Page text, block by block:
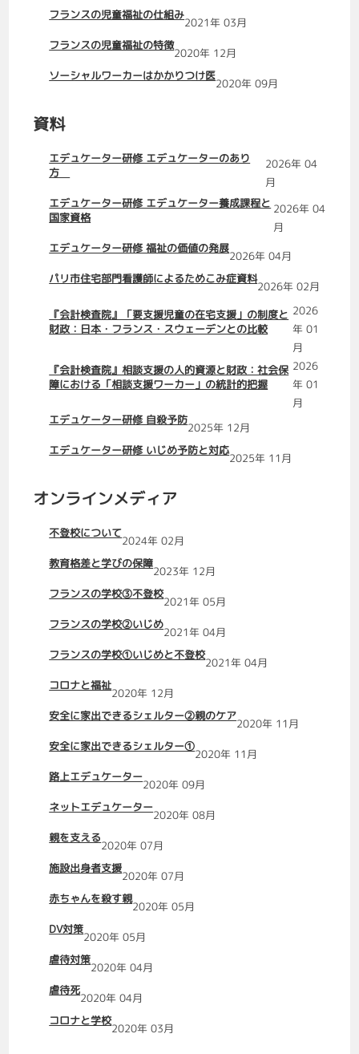
フランスの児童福祉の仕組み
2021年 03月
フランスの児童福祉の特徴
2020年 12月
ソーシャルワーカーはかかりつけ医
2020年 09月
資料
エデュケーター研修 エデュケーターのあり
方
2026年 04
月
エデュケーター研修 エデュケーター養成課程と
国家資格
2026年 04
月
エデュケーター研修 福祉の価値の発展
2026年 04月
パリ市住宅部門看護師によるためこみ症資料
2026年 02月
『会計検査院』「要支援児童の在宅支援」の制度と
財政：日本・フランス・スウェーデンとの比較
2026
年 01
月
『会計検査院』相談支援の人的資源と財政：社会保
障における「相談支援ワーカー」の統計的把握
2026
年 01
月
エデュケーター研修 自殺予防
2025年 12月
エデュケーター研修 いじめ予防と対応
2025年 11月
オンラインメディア
不登校について
2024年 02月
教育格差と学びの保障
2023年 12月
フランスの学校③不登校
2021年 05月
フランスの学校②いじめ
2021年 04月
フランスの学校①いじめと不登校
2021年 04月
コロナと福祉
2020年 12月
安全に家出できるシェルター②親のケア
2020年 11月
安全に家出できるシェルター①
2020年 11月
路上エデュケーター
2020年 09月
ネットエデュケーター
2020年 08月
親を支える
2020年 07月
施設出身者支援
2020年 07月
赤ちゃんを殺す親
2020年 05月
DV対策
2020年 05月
虐待対策
2020年 04月
虐待死
2020年 04月
コロナと学校
2020年 03月